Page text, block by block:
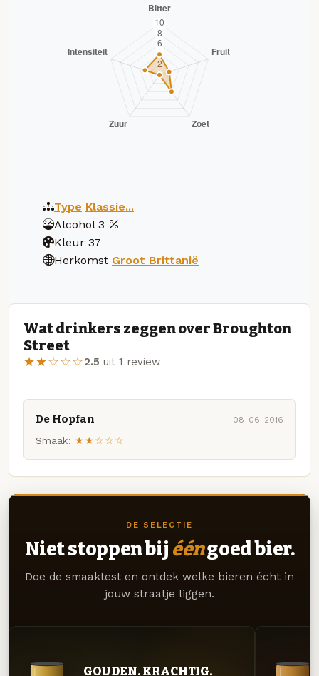
Type Klassie...
Alcohol 3
Kleur 37
Herkomst Groot Brittanië
Wat drinkers zeggen over Broughton
Street
★★☆☆☆2.5 uit 1 review
De Hopfan 08-06-2016
Smaak: ★★☆☆☆
DE SELECTIE
Niet stoppen bij ééngoed bier.
Doe de smaaktest en ontdek welke bieren écht in
jouw straatje liggen.
GOUDEN. KRACHTIG.